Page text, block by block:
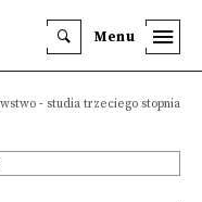
Menu
- studia trzeciego stopnia